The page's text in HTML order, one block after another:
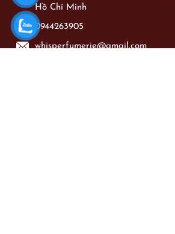
Hồ Chí Minh
0944263905
whisperfumerie@gmail.com